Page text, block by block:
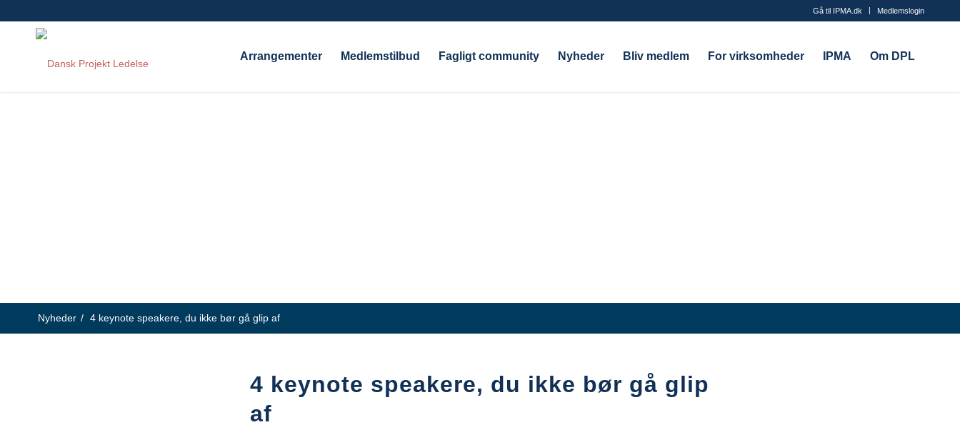
Gå til IPMA.dk Medlemslogin
Arrangementer Medlemstilbud Fagligt community Nyheder Bliv medlem For virksomheder IPMA Om DPL
Nyheder / 4 keynote speakere, du ikke bør gå glip af
4 keynote speakere, du ikke bør gå glip
af